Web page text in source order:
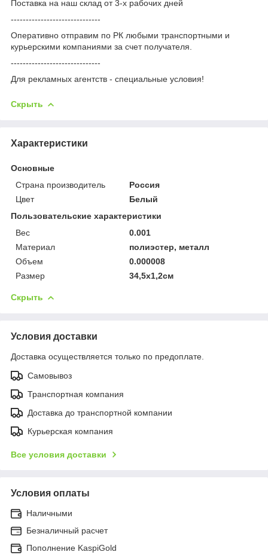
Поставка на наш склад от 3-x рабочих дней
------------------------------
Оперативно отправим по РК любыми транспортными и
курьерскими компаниями за счет получателя.
------------------------------
Для рекламных агентств - специальные условия!
Скрыть
Характеристики
Основные
Страна производитель
Россия
Цвет
Белый
Пользовательские характеристики
Вес
0.001
Материал
полиэстер, металл
Объем
0.000008
Размер
34,5х1,2см
Скрыть
Условия доставки
Доставка осуществляется только по предоплате.
Самовывоз
Транспортная компания
Доставка до транспортной компании
Курьерская компания
Все условия доставки
Условия оплаты
Наличными
Безналичный расчет
Пополнение KaspiGold